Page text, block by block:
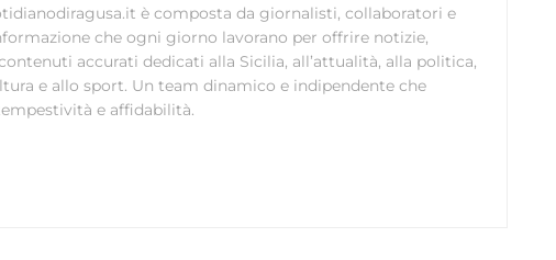
è composta da giornalisti, collaboratori e
che ogni giorno lavorano per offrire notizie,
accurati dedicati alla Sicilia, all’attualità, alla politica,
e allo sport. Un team dinamico e indipendente che
e affidabilità.